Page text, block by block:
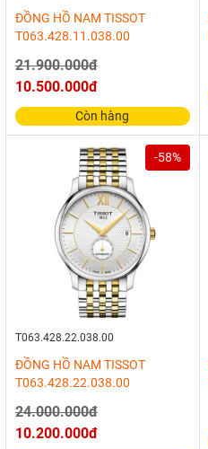
ĐỒNG HỒ NAM TISSOT
T063.428.11.038.00
21.900.000đ
10.500.000đ
Còn hàng
-58%
T063.428.22.038.00
ĐỒNG HỒ NAM TISSOT
T063.428.22.038.00
24.000.000đ
10.200.000đ